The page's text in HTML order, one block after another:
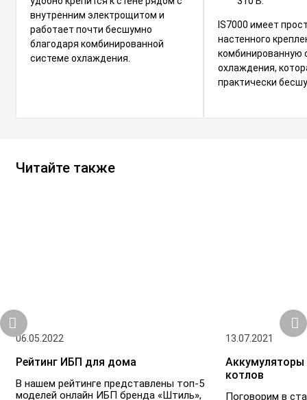
внутренним электрощитом и
работает почти бесшумно
благодаря комбинированной
системе охлаждения.
IS7000 имеет
настенного
комбинированную
охлаждения,
практически
Читайте также
06.05.2022
Рейтинг ИБП для дома
В нашем рейтинге представлены топ-5
моделей онлайн ИБП бренда «Штиль»,
13.07.2021
котлов
Поговорим в